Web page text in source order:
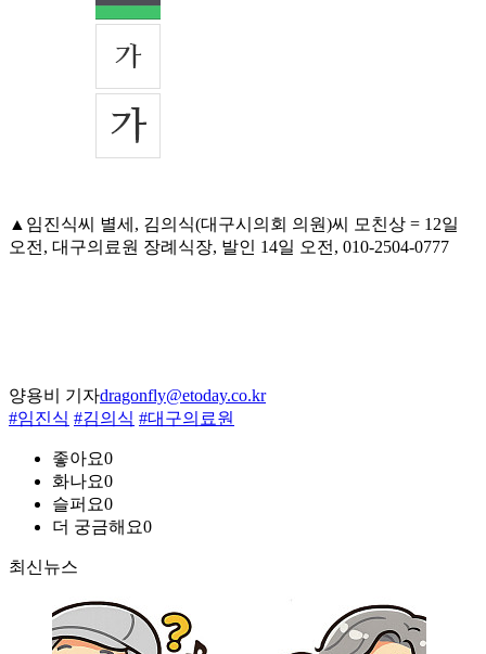
▲임진식씨 별세, 김의식(대구시의회 의원)씨 모친상 = 12일
오전, 대구의료원 장례식장, 발인 14일 오전, 010-2504-0777
양용비 기자dragonfly@etoday.co.kr
#임진식 #김의식 #대구의료원
좋아요0
화나요0
슬퍼요0
더 궁금해요0
최신뉴스